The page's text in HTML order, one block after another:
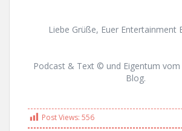
Liebe Grüße, Euer Entertainment
Podcast & Text © und Eigentum
Blog.
Post Views: 556